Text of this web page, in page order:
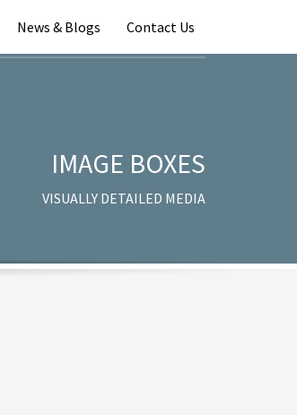
News & Blogs Contact Us
IMAGE BOXES
VISUALLY DETAILED MEDIA